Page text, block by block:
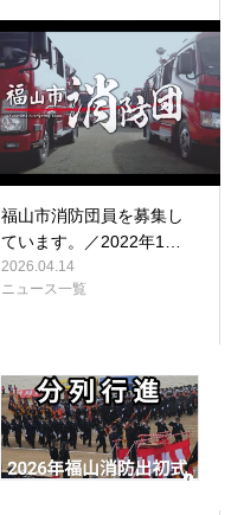
福山市消防団員を募集し
ています。／2022年1…
2026.04.14
ニュース一覧